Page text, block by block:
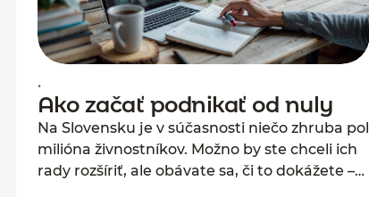
•
Ako začať podnikať od nuly
Na Slovensku je v súčasnosti niečo zhruba pol
milióna živnostníkov. Možno by ste chceli ich
rady rozšíriť, ale obávate sa, či to dokážete –